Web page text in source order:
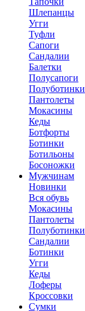
Шлепанцы
Угги
Туфли
Сапоги
Сандалии
Балетки
Полусапоги
Полуботинки
Пантолеты
Мокасины
Кеды
Ботфорты
Ботинки
Ботильоны
Босоножки
Мужчинам
Новинки
Вся обувь
Мокасины
Пантолеты
Полуботинки
Сандалии
Ботинки
Угги
Кеды
Лоферы
Кроссовки
Сумки